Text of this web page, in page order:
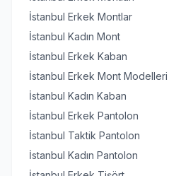
İstanbul Erkek Montlar
İstanbul Kadın Mont
İstanbul Erkek Kaban
İstanbul Erkek Mont Modelleri
İstanbul Kadın Kaban
İstanbul Erkek Pantolon
İstanbul Taktik Pantolon
İstanbul Kadın Pantolon